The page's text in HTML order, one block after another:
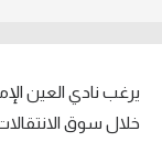
الدوري الإنجليزي
يرغب نادي العين
خلال سوق